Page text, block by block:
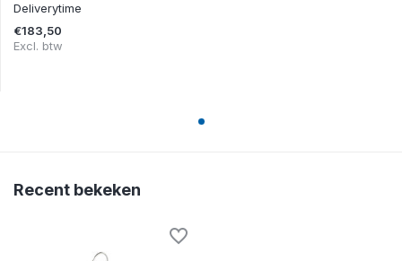
Deliverytime
€183,50
Excl. btw
Recent bekeken